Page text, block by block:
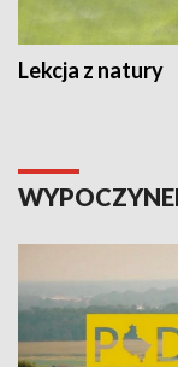
Lekcja z natury